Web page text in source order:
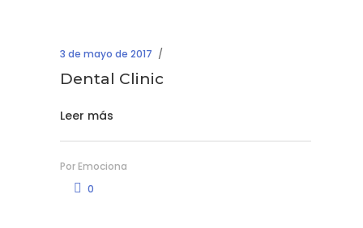
3 de mayo de 2017
Dental Clinic
Leer más
Por Emociona
0